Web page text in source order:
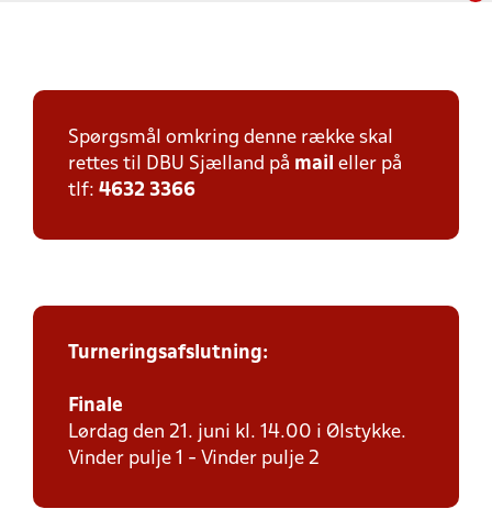
Spørgsmål omkring denne række skal
rettes til DBU Sjælland på mail eller på
tlf: 4632 3366
Turneringsafslutning:
Finale
Lørdag den 21. juni kl. 14.00 i Ølstykke.
Vinder pulje 1 - Vinder pulje 2